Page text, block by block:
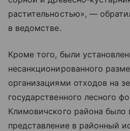
растительностью», —
в ведомстве.
Кроме того, были
несанкционированного
организациями отходов на
государственного лесного
Климовичского района было
представление в районный